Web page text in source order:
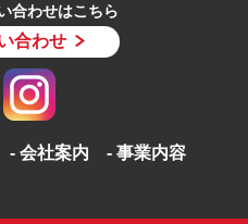
合わせはこちら
合わせ
会社案内
事業内容